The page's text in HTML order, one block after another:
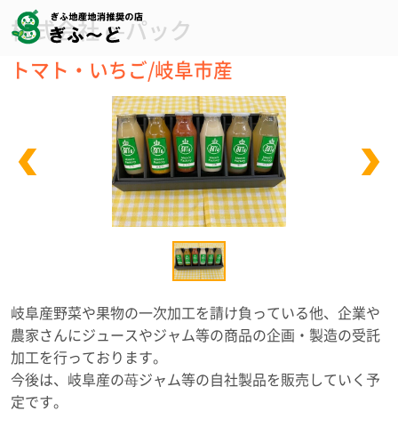
株式会社 e-パック
トマト・いちご/岐阜市産
岐阜産野菜や果物の一次加工を請け負っている他、企業や
農家さんにジュースやジャム等の商品の企画・製造の受託
加工を行っております。
今後は、岐阜産の苺ジャム等の自社製品を販売していく予
定です。